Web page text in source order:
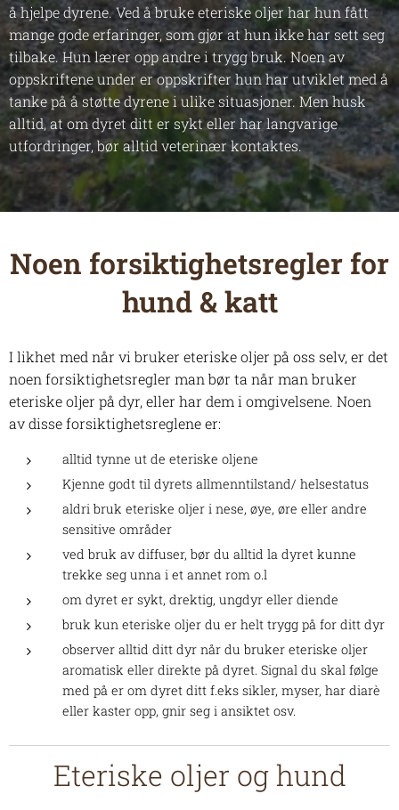
å hjelpe dyrene. Ved å bruke eteriske oljer har hun fått
mange gode erfaringer, som gjør at hun ikke har sett seg
tilbake. Hun lærer opp andre i trygg bruk. Noen av
oppskriftene under er oppskrifter hun har utviklet med å
tanke på å støtte dyrene i ulike situasjoner. Men husk
alltid, at om dyret ditt er sykt eller har langvarige
utfordringer, bør alltid veterinær kontaktes.
Noen forsiktighetsregler for
hund & katt
I likhet med når vi bruker eteriske oljer på oss selv, er det
noen forsiktighetsregler man bør ta når man bruker
eteriske oljer på dyr, eller har dem i omgivelsene. Noen
av disse forsiktighetsreglene er:
alltid tynne ut de eteriske oljene
Kjenne godt til dyrets allmenntilstand/ helsestatus
aldri bruk eteriske oljer i nese, øye, øre eller andre
sensitive områder
ved bruk av diffuser, bør du alltid la dyret kunne
trekke seg unna i et annet rom o.l
om dyret er sykt, drektig, ungdyr eller diende
bruk kun eteriske oljer du er helt trygg på for ditt dyr
observer alltid ditt dyr når du bruker eteriske oljer
aromatisk eller direkte på dyret. Signal du skal følge
med på er om dyret ditt f.eks sikler, myser, har diarè
eller kaster opp, gnir seg i ansiktet osv.
Eteriske oljer og hund